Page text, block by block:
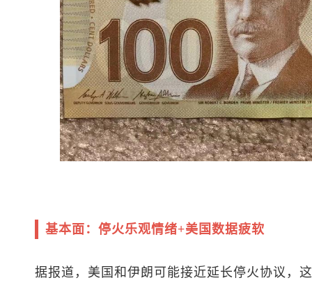
基本面：停火乐观情绪+美国数据疲软
据报道，美国和伊朗可能接近延长停火协议，